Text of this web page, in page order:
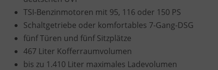
TSI-Benzinmotoren mit 95, 116 oder 150 PS
Schaltgetriebe oder komfortables 7-Gang-DSG
fünf Türen und fünf Sitzplätze
467 Liter Kofferraumvolumen
bis zu 1.410 Liter maximales Ladevolumen